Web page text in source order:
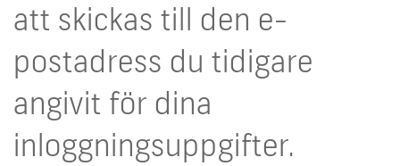
att skickas till den e-
postadress du tidigare
angivit för dina
inloggningsuppgifter.